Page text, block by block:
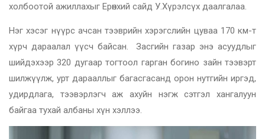
холбоотой ажиллахыг Ерөнхий сайд У.Хүрэлсүх даалгалаа.
Нэг хэсэг нүүрс ачсан тээврийн хэрэгслийн цуваа 170 км-т
хүрч дараалал үүсч байсан. Засгийн газар энэ асуудлыг
шийдэхээр 320 дугаар тогтоол гарган богино зайн тээвэрт
шилжүүлж, урт дарааллыг багасгасанд орон нутгийн иргэд,
удирдлага, тээвэрлэгч аж ахуйн нэгж сэтгэл хангалуун
байгаа тухай албаны хүн хэллээ.